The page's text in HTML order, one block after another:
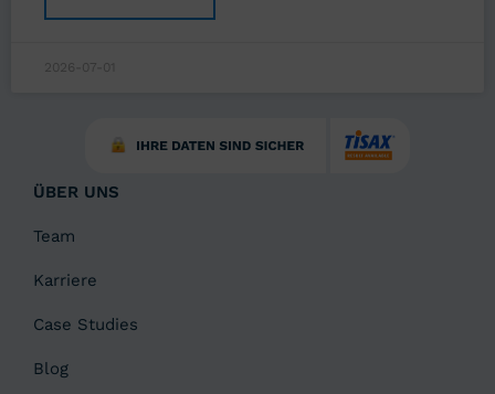
2026-07-01
ÜBER UNS
Team
Karriere
Case Studies
Blog